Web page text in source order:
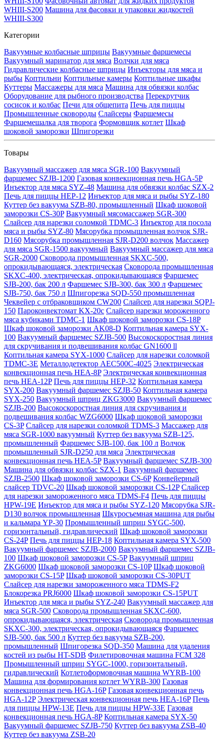
WHIII-S200 Машина для фасовки и упаковки жидкостей
WHIII-S300
Категории
Вакуумные колбасные шприцы Вакуумные фаршемесы
Вакуумный маринатор для мяса Волчки для мяса
Гидравлические колбасные шприцы Инъекторы для мяса и
рыбы Коптильни Коптильные камеры Коптильные шкафы
Куттеры Массажеры для мяса Машина для обвязки колбас
Оборудование для рыбного производства Перекрутчик
сосисок и колбас Печи для общепита Печь для пиццы
Промышленные сковороды Слайсеры Фаршемесы
Фаршемешалка для творога Формовщик котлет Шкаф
шоковой заморозки Шпигорезки
Товары
Вакуумный массажер для мяса SGR-100 Вакуумный
фаршемес SZJB-1200 Газовая конвекционная печь HGA-5P
Инъектор для мяса SYZ-48 Машина для обвязки колбас SZX-2
Печь для пиццы HEP-12 Инъектор для мяса и рыбы SYZ-180
Куттер без вакуума SZB-80, промышленный Шкаф шоковой
заморозки CS-30P Вакуумный мясомассажер SGR-300
Слайсер для нарезки соломкой TDMC-3 Инъектор для посола
мяса и рыбы SYZ-80 Мясорубка промышленная волчок SJR-
D160 Мясорубка промышленная SJR-D200 волчок Массажер
для мяса SGR-1500 вакуумный Вакуумный массажер для мяса
SGR-2000 Сковорода промышленная SKXC-500,
опрокидывающаяся, электрическая Сковорода промышленная
SKXC-400, электрическая, опрокидывающаяся Фаршемес
SJB-200, бак 200 л Фаршемес SJB-300, бак 300 л Фаршемес
SJB-750, бак 750 л Шпигорезка SQD-550 промышленная
Чеквейер с отбраковщиком CW200 Слайсер для нарезки SQPJ-
150 Пароконвектомат KX-20c Слайсер нарезки мороженного
мяса кубиками TDMC-1 Шкаф шоковой заморозки CS-18P
Шкаф шоковой заморозки AK08-D Коптильная камера SYX-
100 Вакуумный фаршемес SZJB-500 Высокоскоростная линия
для скручивания и подвешивания колбас GN1600 ll
Коптильная камера SYX-1000 Слайсер для нарезки соломкой
TDMC-3E Металлодетектор AEC500C-4025 Электрическая
конвекционная печь HEA-8P Электрическая конвекционная
печь HEA-12P Печь для пиццы HEP-32 Коптильная камера
SYX-200 Вакуумный фаршемес SZJB-50 Коптильная камера
SYX-250 Вакуумный шприц ZKG3000 Вакуумный фаршемес
SZJB-200 Высокоскоростная линия для скручивания и
подвешивания колбас WZG6000 Шкаф шоковой заморозки
CS-3P Слайсер для нарезки соломкой TDMS-3 Массажер для
мяса SGR-1000 вакуумный Куттер без вакуума SZB-125,
промышленный Фаршемес SJB-100, бак 100 л Волчок
промышленный SJR-D250 для мяса Электрическая
конвекционная печь HEA-5P Вакуумный фаршемес SZJB-300
Машина для обвязки колбас SZX-1 Вакуумный фаршемес
SZJB-2500 Шкаф шоковой заморозки CS-6P Конвейерный
слайсер TDVC-20 Шкаф шоковой заморозки CS-12P Слайсер
для нарезки замороженного мяса TDMS-F4 Печь для пиццы
HPW-19E Инъектор для мяса и рыбы SYZ-120 Мясорубка SJR-
D130 волчок промышленная Шкуросъемная машина для рыбы
и кальмара YP-30 Промышленный шприц SYGC-500,
горизонтальный, гидравлический Шкаф шоковой заморозки
CS-24P Печь для пиццы HEP-18 Коптильная камера SYX-500
Вакуумный фаршемес SZJB-2000 Вакуумный фаршемес SZJB-
100 Шкаф шоковой заморозки CS-5P Вакуумный шприц
ZKG6000 Шкаф шоковой заморозки CS-10P Шкаф шоковой
заморозки CS-15P Шкаф шоковой заморозки CS-30PUT
Слайсер для нарезки замороженного мяса TDMS-F2
Блокорезка PRJ6000 Шкаф шоковой заморозки CS-15PUT
Инъектор для мяса и рыбы SYZ-240 Вакуумный массажер для
мяса SGR-500 Сковорода промышленная SKXC-600,
опрокидывающаяся, электрическая Сковорода промышленная
SKXC-300, электрическая, опрокидывающаяся Фаршемес
SJB-500, бак 500 л Куттер без вакуума SZB-200,
промышленный Шпигорезка SQD-350 Машина для удаления
костей из рыбы HT-SDB Филетировочная машина FCM 328
Промышленный шприц SYGC-1000, горизонтальный,
гидравлический Котлетоформовочная машина WYRB-100
Машина для формирования котлет WYRB-300 Газовая
конвекционная печь HGA-16P Газовая конвекционная печь
HGA-12P Электрическая конвекционная печь HEA-16P Печь
для пиццы HPW-13E Печь для пиццы HPW-33E Газовая
конвекционная печь HGA-8P Коптильная камера SYX-50
Вакуумный фаршемес SZJB-750 Куттер без вакуума ZSB-40
Куттер без вакуума ZSB-20